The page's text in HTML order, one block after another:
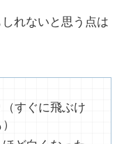
れないと思う点は
すぐに飛ぶけ